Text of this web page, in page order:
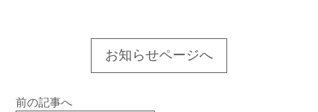
お知らせページへ
前の記事へ